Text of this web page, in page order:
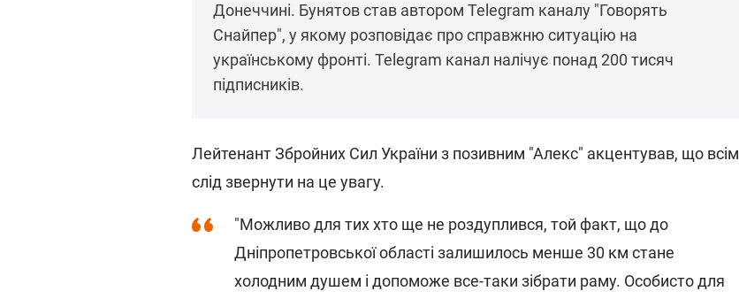
Донеччині. Бунятов став автором Telegram каналу "Говорять
Снайпер", у якому розповідає про справжню ситуацію на
українському фронті. Telegram канал налічує понад 200 тисяч
підписників.
Лейтенант Збройних Сил України з позивним "Алекс" акцентував, що всім
слід звернути на це увагу.
"Можливо для тих хто ще не роздуплився, той факт, що до
Дніпропетровської області залишилось менше 30 км стане
холодним душем і допоможе все-таки зібрати раму. Особисто для